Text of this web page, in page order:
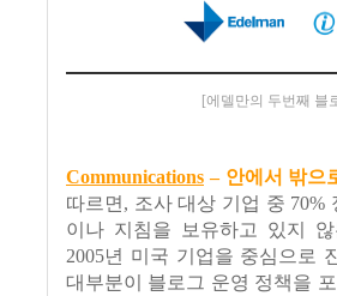
[에델만의 두번째 블
Communications – 안에서 밖으
따르면, 조사 대상 기업 중 70%
이나 지침을 보유하고 있지
2005년 미국 기업을 중심으로
대부분이 블로그 운영 정책을